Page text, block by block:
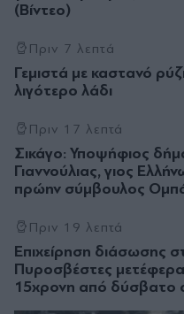
(Βίντεο)
Πριν 7 λεπτά
Γεμιστά με καστανό
λιγότερο λάδι
Πριν 17 λεπτά
Σικάγο: Υποψήφιος
Γιαννούλιας, γιος
πρώην σύμβουλος
Πριν 19 λεπτά
Επιχείρηση διάσωσης
Πυροσβέστες
15χρονη από δύσβατο